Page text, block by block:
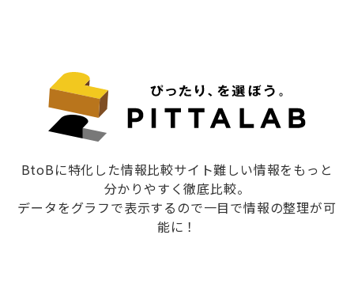
BtoBに特化した情報比較サイト難しい情報をもっと
分かりやすく徹底比較。
データをグラフで表示するので一目で情報の整理が可
能に！